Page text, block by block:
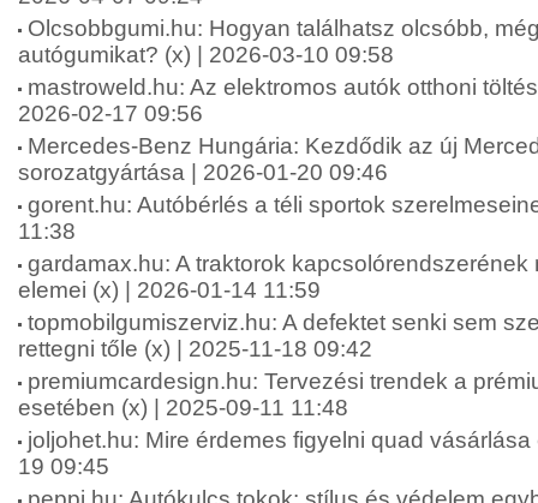
Olcsobbgumi.hu: Hogyan találhatsz olcsóbb,
autógumikat? (x) | 2026-03-10 09:58
mastroweld.hu: Az elektromos autók otthoni
2026-02-17 09:56
Mercedes-Benz Hungária: Kezdődik az új
sorozatgyártása | 2026-01-20 09:46
gorent.hu: Autóbérlés a téli sportok
11:38
gardamax.hu: A traktorok kapcsolórendszerének
elemei (x) | 2026-01-14 11:59
topmobilgumiszerviz.hu: A defektet senki sem
rettegni tőle (x) | 2025-11-18 09:42
premiumcardesign.hu: Tervezési trendek a
esetében (x) | 2025-09-11 11:48
joljohet.hu: Mire érdemes figyelni quad
19 09:45